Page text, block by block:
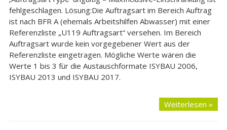
fehlgeschlagen. Lösung:Die Auftragsart im Bereich Auftrag
ist nach BFR A (ehemals Arbeitshilfen Abwasser) mit einer
Referenzliste „U119 Auftragsart“ versehen. Im Bereich
Auftragsart wurde kein vorgegebener Wert aus der
Referenzliste eingetragen. Mögliche Werte wären die
Werte 1 bis 3 für die Austauschformate ISYBAU 2006,
ISYBAU 2013 und ISYBAU 2017.
Weiterlesen »